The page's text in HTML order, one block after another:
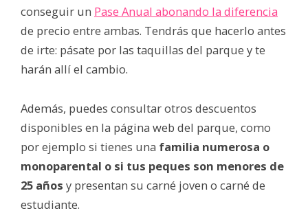
conseguir un Pase Anual abonando la diferencia
de precio entre ambas. Tendrás que hacerlo antes
de irte: pásate por las taquillas del parque y te
harán allí el cambio.
Además, puedes consultar otros descuentos
disponibles en la página web del parque, como
por ejemplo si tienes una familia numerosa o
monoparental o si tus peques son menores de
25 años y presentan su carné joven o carné de
estudiante.